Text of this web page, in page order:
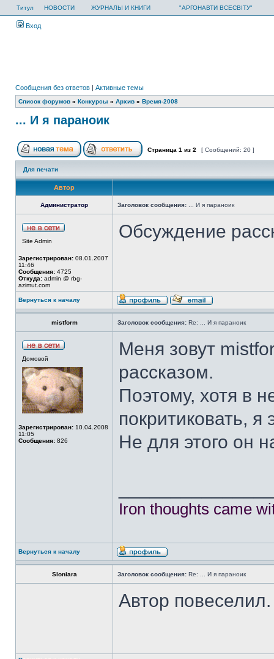
Титул НОВОСТИ ЖУРНАЛЫ И КНИГИ "АРГОНАВТИ ВСЕСВІТУ"
Вход
Сообщения без ответов | Активные темы
Список форумов » Конкурсы » Архив » Время-2008
... И я параноик
Страница 1 из 2 [ Сообщений: 20 ]
Для печати
Автор
Администратор Заголовок сообщения: ... И я параноик
Site Admin
Зарегистрирован: 08.01.2007
11:46
Сообщения: 4725
Откуда: admin @ rbg-
azimut.com
Обсуждение
Вернуться к началу
mistform Заголовок сообщения: Re: ... И я параноик
Домовой
Зарегистрирован: 10.04.2008
11:05
Сообщения: 826
Меня зовут
рассказом.
Поэтому, хотя в
покритиковать, я
Не для этого он
Iron thoughts came
Вернуться к началу
Sloniara Заголовок сообщения: Re: ... И я параноик
Автор